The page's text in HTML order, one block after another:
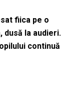
fiica pe o
dusă la audieri.
continuă